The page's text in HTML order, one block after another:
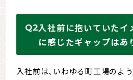
入社前に抱いていたイ
に感じたギャップはあ
入社前は、いわゆる町工場のよ